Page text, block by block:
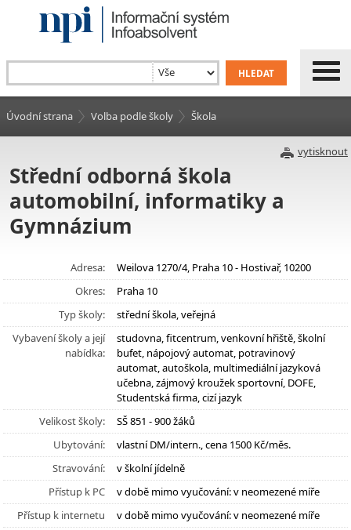
Úvodní strana Volba podle školy Škola
vytisknout
Střední odborná škola
automobilní, informatiky a
Gymnázium
Adresa:
Weilova 1270/4, Praha 10 - Hostivař, 10200
Okres:
Praha 10
Typ školy:
střední škola, veřejná
Vybavení školy a její
nabídka:
studovna, fitcentrum, venkovní hřiště, školní
bufet, nápojový automat, potravinový
automat, autoškola, multimediální jazyková
učebna, zájmový kroužek sportovní, DOFE,
Studentská firma, cizí jazyk
Velikost školy:
SŠ 851 - 900 žáků
Ubytování:
vlastní DM/intern., cena 1500 Kč/měs.
Stravování:
v školní jídelně
Přístup k PC
v době mimo vyučování: v neomezené míře
Přístup k internetu
v době mimo vyučování: v neomezené míře